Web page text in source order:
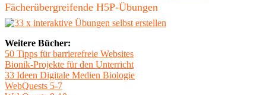
Fächerübergreifende H5P-Übungen
Weitere Bücher:
50 Tipps für barrierefreie Websites
Bionik-Projekte für den Unterricht
33 Ideen Digitale Medien Biologie
WebQuests 5-7